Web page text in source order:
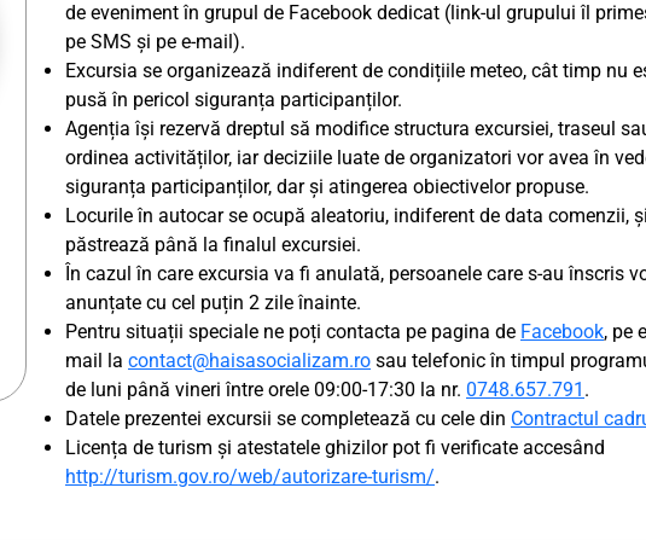
de eveniment în grupul de Facebook dedicat (link-ul grupului îl
pe SMS și pe e-mail).
Excursia se organizează indiferent de condițiile meteo, cât timp nu
pusă în pericol siguranța participanților.
Agenția își rezervă dreptul să modifice structura excursiei, traseul
ordinea activităților, iar deciziile luate de organizatori vor avea în
siguranța participanților, dar și atingerea obiectivelor propuse.
Locurile în autocar se ocupă aleatoriu, indiferent de data comenzii,
păstrează până la finalul excursiei.
În cazul în care excursia va fi anulată, persoanele care s-au înscris
anunțate cu cel puțin 2 zile înainte.
Pentru situații speciale ne poți contacta pe pagina de Facebook, pe
mail la contact@haisasocializam.ro sau telefonic în timpul
de luni până vineri între orele 09:00-17:30 la nr. 0748.657.791 .
Datele prezentei excursii se completează cu cele din Contractul
Licența de turism și atestatele ghizilor pot fi verificate accesând
http://turism.gov.ro/web/autorizare-turism/.